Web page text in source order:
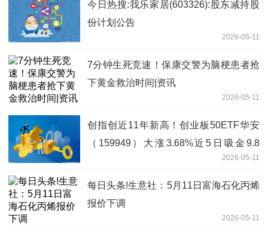
今日热搜:我乐家居(603326):股东减持股
份计划公告
2026-05-11
7分钟生死竞速！保康交警为脑梗患者抢
下黄金救治时间|资讯
2026-05-11
创指创近11年新高！创业板50ETF华安
（159949）大涨3.68%近5日吸金9.8
亿，机构：第二阶段上涨行情始于足下
2026-05-11
每日头条!生意社：5月11日富海石化丙烯
报价下调
2026-05-11